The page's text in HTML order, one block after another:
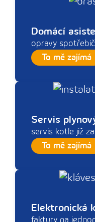
Domácí
opravy
To mě zajímá
Servis
servis kotle již
To mě zajímá
Elektronická